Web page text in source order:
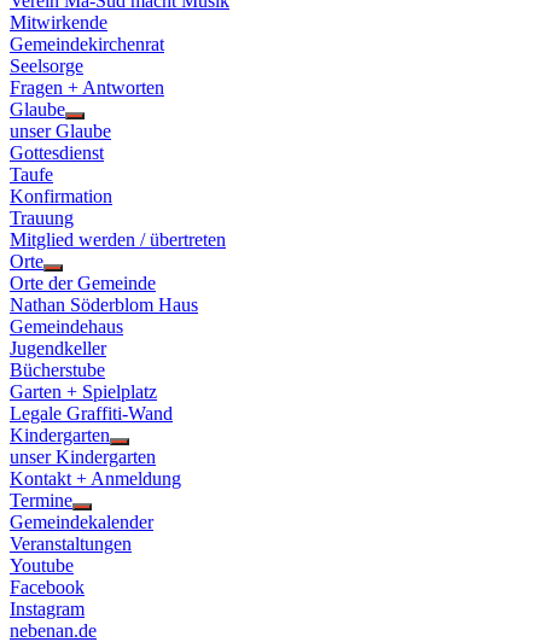
Mitwirkende
Gemeindekirchenrat
Seelsorge
Fragen + Antworten
Glaube
Show
sub
menu
unser Glaube
Gottesdienst
Taufe
Konfirmation
Trauung
Mitglied werden / übertreten
Orte
Show
sub
menu
Orte der Gemeinde
Nathan Söderblom Haus
Gemeindehaus
Jugendkeller
Bücherstube
Garten + Spielplatz
Legale Graffiti-Wand
Kindergarten
Show
sub
menu
unser Kindergarten
Kontakt + Anmeldung
Termine
Show
sub
menu
Gemeindekalender
Veranstaltungen
Youtube
Facebook
Instagram
nebenan.de